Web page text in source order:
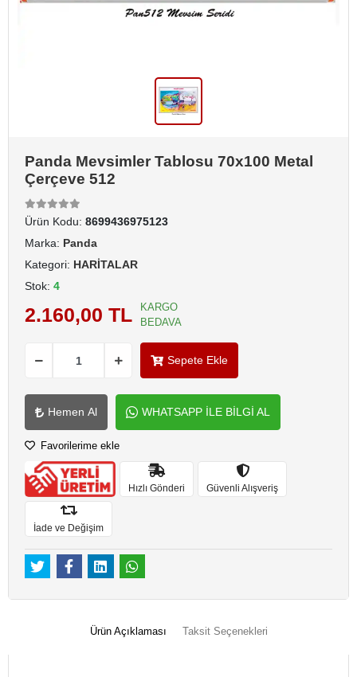
Panda Mevsimler Tablosu 70x100 Metal
Çerçeve 512
Ürün Kodu: 8699436975123
Marka: Panda
Kategori: HARİTALAR
Stok: 4
2.160,00 TL
KARGO
BEDAVA
Sepete Ekle
Hemen Al WHATSAPP İLE BİLGİ AL
Favorilerime ekle
Hızlı Gönderi Güvenli Alışveriş
İade ve Değişim
Ürün Açıklaması Taksit Seçenekleri